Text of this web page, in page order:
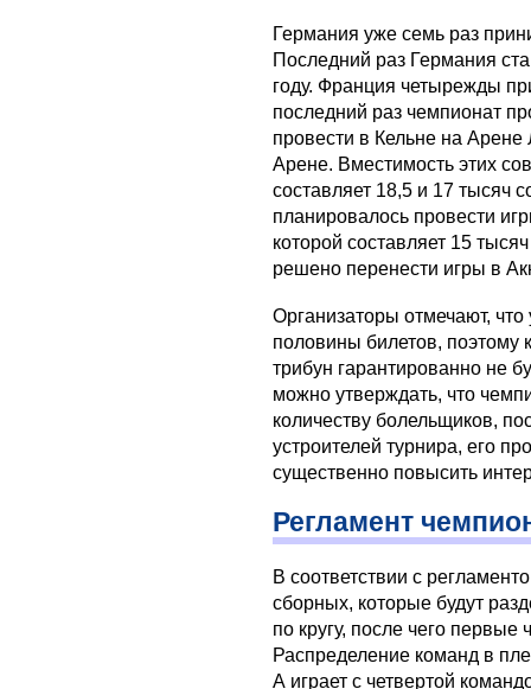
Германия уже семь раз
Последний раз Германия
году. Франция четырежды
последний раз чемпионат
провести в Кельне на
Арене. Вместимость этих
составляет 18,5 и 17 тысяч
планировалось провести
которой составляет 15
решено перенести игры в
Организаторы отмечают,
половины билетов, поэтому
трибун гарантированно не
можно утверждать, что
количеству болельщиков,
устроителей турнира, его
существенно повысить
Регламент
В соответствии с
сборных, которые будут
по кругу, после чего
Распределение команд в
А играет с четвертой